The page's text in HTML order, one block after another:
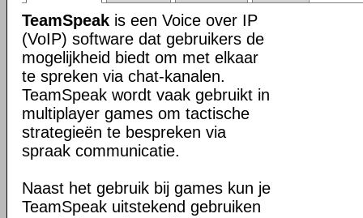
TeamSpeak is een Voice over IP
(VoIP) software dat gebruikers de
mogelijkheid biedt om met elkaar
te spreken via chat-kanalen.
TeamSpeak wordt vaak gebruikt in
multiplayer games om tactische
strategieën te bespreken via
spraak communicatie.
Naast het gebruik bij games kun je
TeamSpeak uitstekend gebruiken